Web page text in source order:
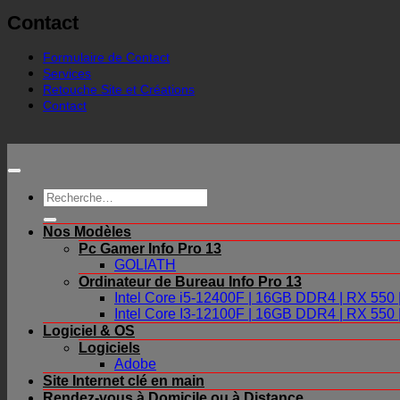
Contact
Formulaire de Contact
Services
Retouche Site et Créations
Contact
Recherche
pour :
Nos Modèles
Pc Gamer Info Pro 13
GOLIATH
Ordinateur de Bureau Info Pro 13
Intel Core i5-12400F | 16GB DDR4 | RX 550
Intel Core I3-12100F | 16GB DDR4 | RX 550
Logiciel & OS
Logiciels
Adobe
Site Internet clé en main